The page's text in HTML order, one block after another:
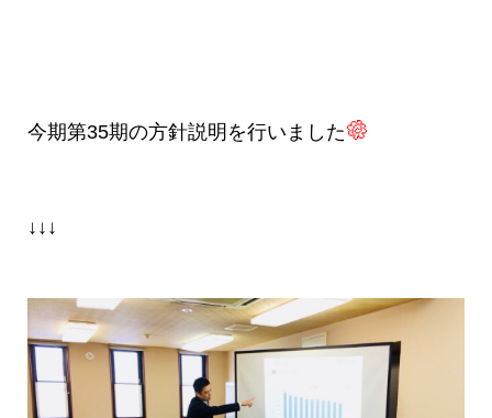
今期第35期の方針説明を行いました
↓↓↓